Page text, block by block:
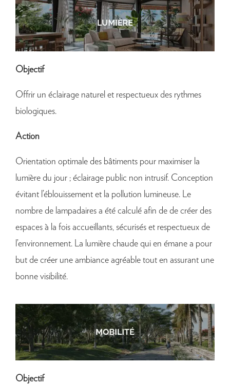
Objectif
Offrir un éclairage naturel et respectueux des rythmes
biologiques.
Action
Orientation optimale des bâtiments pour maximiser la
lumière du jour ; éclairage public non intrusif. Conception
évitant l’éblouissement et la pollution lumineuse. Le
nombre de lampadaires a été calculé afin de de créer des
espaces à la fois accueillants, sécurisés et respectueux de
l’environnement. La lumière chaude qui en émane a pour
but de créer une ambiance agréable tout en assurant une
bonne visibilité.
Objectif